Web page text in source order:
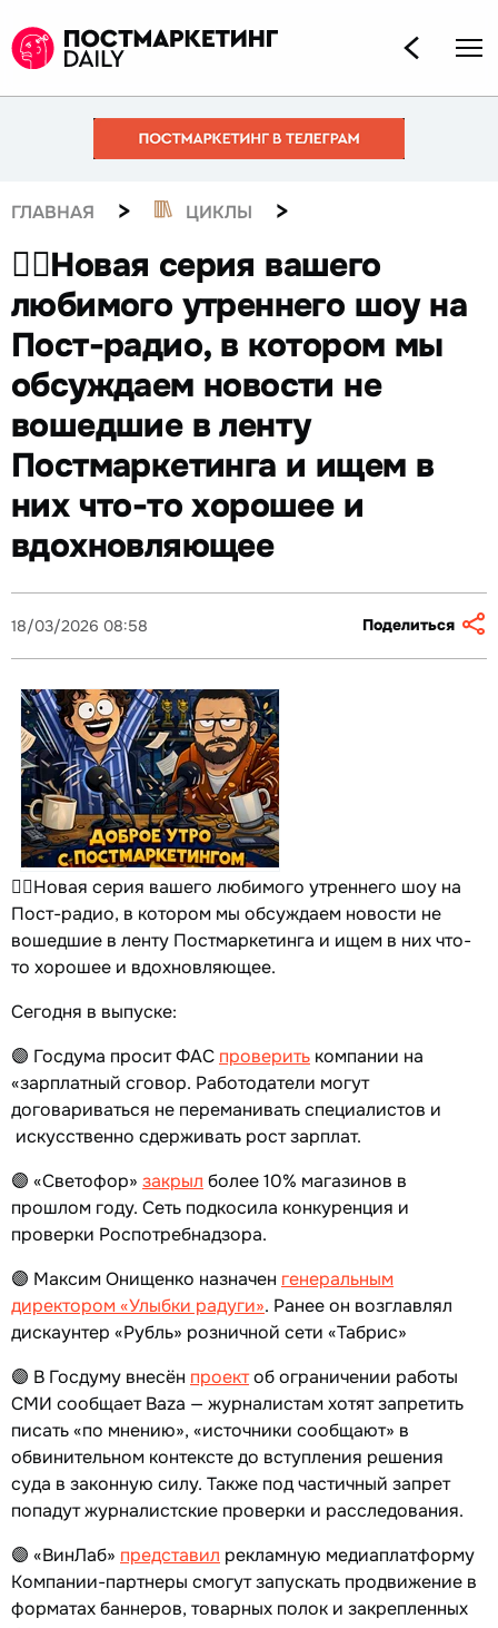
ГЛАВНАЯ > ЦИКЛЫ >
👆🏻Новая серия вашего
любимого утреннего шоу на
Пост-радио, в котором мы
обсуждаем новости не
вошедшие в ленту
Постмаркетинга и ищем в
них что-то хорошее и
вдохновляющее
18/03/2026 08:58 Поделиться
👆🏻Новая серия вашего любимого утреннего шоу на
Пост-радио, в котором мы обсуждаем новости не
вошедшие в ленту Постмаркетинга и ищем в них что-
то хорошее и вдохновляющее.
Сегодня в выпуске:
🟣 Госдума просит ФАС проверить компании на
«зарплатный сговор. Работодатели могут
договариваться не переманивать специалистов и
искусственно сдерживать рост зарплат.
🟣 «Светофор» закрыл более 10% магазинов в
прошлом году. Сеть подкосила конкуренция и
проверки Роспотребнадзора.
🟣 Максим Онищенко назначен генеральным
директором «Улыбки радуги». Ранее он возглавлял
дискаунтер «Рубль» розничной сети «Табрис»
🟣 В Госдуму внесён проектоб ограничении работы
СМИ сообщает Baza — журналистам хотят запретить
писать «по мнению», «источники сообщают» в
обвинительном контексте до вступления решения
суда в законную силу. Также под частичный запрет
попадут журналистские проверки и расследования.
🟣 «ВинЛаб» представил рекламную медиаплатформу
Компании-партнеры смогут запускать продвижение в
форматах баннеров, товарных полок и закрепленных